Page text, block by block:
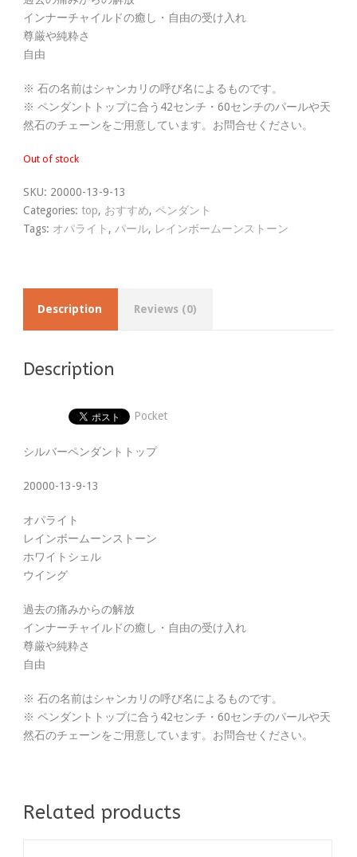
インナーチャイルドの癒し・自由の受け入れ
尊厳や純粋さ
自由
※ 石の名前はシャンカリの呼び名によるものです。
※ ペンダントトップに合う42センチ・60センチのパールや天
然石のチェーンをご用意しています。お問合せください。
Out of stock
SKU: 20000-13-9-13
Categories: top, おすすめ, ペンダント
Tags: オパライト , パール, レインボームーンストーン
Description Reviews (0)
Description
Pocket
シルバーペンダントトップ
20000-13-9-13
オパライト
レインボームーンストーン
ホワイトシェル
ウイング
過去の痛みからの解放
インナーチャイルドの癒し・自由の受け入れ
尊厳や純粋さ
自由
※ 石の名前はシャンカリの呼び名によるものです。
※ ペンダントトップに合う42センチ・60センチのパールや天
然石のチェーンをご用意しています。お問合せください。
Related products